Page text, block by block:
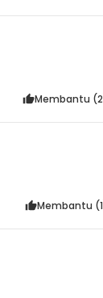
Membantu (2
Membantu (1